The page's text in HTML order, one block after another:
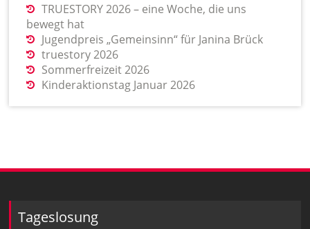
TRUESTORY 2026 – eine Woche, die uns
bewegt hat
Jugendpreis „Gemeinsinn“ für Janina Brück
truestory 2026
Sommerfreizeit 2026
Kinderaktionstag Januar 2026
Tageslosung